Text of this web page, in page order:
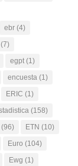
ebr (4)
(7)
egpt (1)
encuesta (1)
ERIC (1)
(158)
(96) ETN (10)
Euro (104)
Ewg (1)